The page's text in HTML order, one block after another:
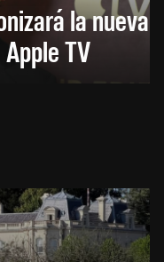
la nueva
TV